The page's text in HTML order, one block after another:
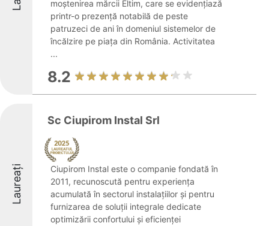
moștenirea mărcii Eltim, care se evidențiază
printr-o prezență notabilă de peste
patruzeci de ani în domeniul sistemelor de
încălzire pe piața din România. Activitatea
...
8.2
Laureați
Sc Ciupirom Instal Srl
Ciupirom Instal este o companie fondată în
2011, recunoscută pentru experiența
acumulată în sectorul instalațiilor și pentru
furnizarea de soluții integrale dedicate
optimizării confortului și eficienței